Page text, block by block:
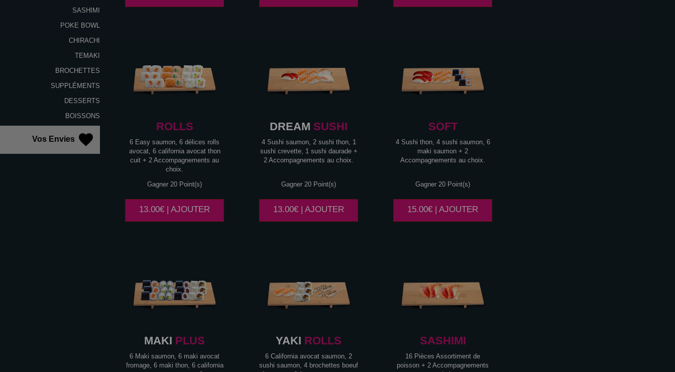
SASHIMI
POKE BOWL
CHIRACHI
TEMAKI
BROCHETTES
SUPPLÉMENTS
DESSERTS
BOISSONS
Vos Envies
ROLLS
6 Easy saumon, 6 délices rolls
avocat, 6 california avocat thon
cuit + 2 Accompagnements au
choix.
Gagner 20 Point(s)
13.00€ | AJOUTER
DREAM SUSHI
4 Sushi saumon, 2 sushi thon, 1
sushi crevette, 1 sushi daurade +
2 Accompagnements au choix.
Gagner 20 Point(s)
13.00€ | AJOUTER
SOFT
4 Sushi thon, 4 sushi saumon, 6
maki saumon + 2
Accompagnements au choix.
Gagner 20 Point(s)
15.00€ | AJOUTER
MAKI PLUS
6 Maki saumon, 6 maki avocat
fromage, 6 maki thon, 6 california
YAKI ROLLS
6 California avocat saumon, 2
sushi saumon, 4 brochettes boeuf
SASHIMI
16 Pièces Assortiment de
poisson + 2 Accompagnements